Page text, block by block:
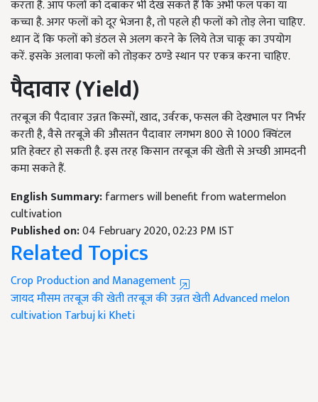
करता है. आप फलों को दबाकर भी देख सकते हैं कि अभी फल पका या
कच्चा है. अगर फलों को दूर भेजना है, तो पहले ही फलों को तोड़ लेना चाहिए.
ध्यान दें कि फलों को डंठल से अलग करने के लिये तेज चाकू का उपयोग
करें. इसके अलावा फलों को तोड़कर ठण्डे स्थान पर एकत्र करना चाहिए.
पैदावार (Yield)
तरबूज की पैदावार उन्नत किस्मों, खाद, उर्वरक, फसल की देखभाल पर निर्भर
करती है, वैसे तरबूजे की औसतन पैदावार लगभग 800 से 1000 क्विंटल
प्रति हेक्टर हो सकती है. इस तरह किसान तरबूज की खेती से अच्छी आमदनी
कमा सकते हैं.
English Summary:farmers will benefit from watermelon
cultivation
Published on:04 February 2020, 02:23 PM IST
Related Topics
Crop Production and Management
जायद मौसमतरबूज की खेतीतरबूज की उन्नत खेतीAdvanced melon
cultivationTarbuj ki Kheti